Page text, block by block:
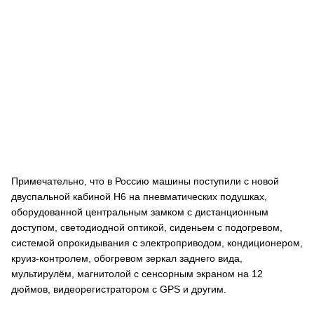
Примечательно, что в Россию машины поступили с новой
двуспальной кабиной H6 на пневматических подушках,
оборудованной центральным замком с дистанционным
доступом, светодиодной оптикой, сиденьем с подогревом,
системой опрокидывания с электроприводом, кондиционером,
круиз-контролем, обогревом зеркал заднего вида,
мультирулём, магнитолой с сенсорным экраном на 12
дюймов, видеорегистратором c GPS и другим.